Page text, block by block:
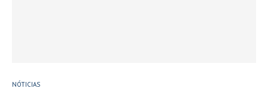
NÓTICIAS